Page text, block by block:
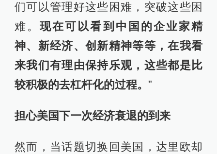
们可以管理好这些困难，突破这些困
难。现在可以看到中国的企业家精
神、新经济、创新精神等等，在我看
来我们有理由保持乐观，这些都是比
较积极的去杠杆化的过程。 ”
担心美国下一次经济衰退的到来
然而，当话题切换回美国，达里欧却